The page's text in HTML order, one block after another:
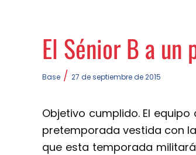
El Sénior B a un
Base / 27 de septiembre de 2015
Objetivo cumplido. El equipo
pretemporada vestida con
que esta temporada